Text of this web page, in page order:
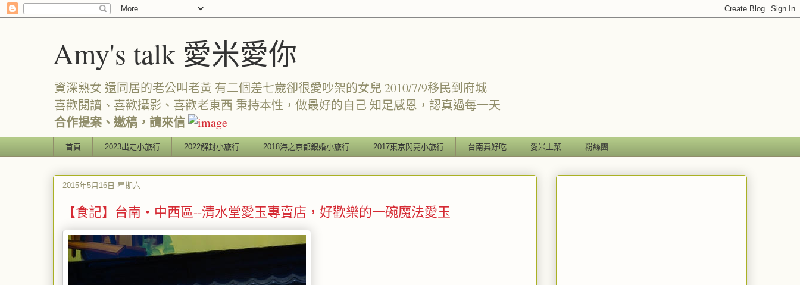
Amy's talk 愛米愛你
資深熟女 還同居的老公叫老黃 有二個差七歲卻很愛吵架的女兒 2010/7/9移民到府城
喜歡閱讀、喜歡攝影、喜歡老東西 秉持本性，做最好的自己 知足感恩，認真過每一天
合作提案、邀稿，請來信
首頁 2023出走小旅行 2022解封小旅行 2018海之京都銀婚小旅行 2017東京閃亮小旅行 台南真好吃 愛米上菜 粉絲團
2015年5月16日 星期六
【食記】台南‧中西區--清水堂愛玉專賣店，好歡樂的一碗魔法愛玉